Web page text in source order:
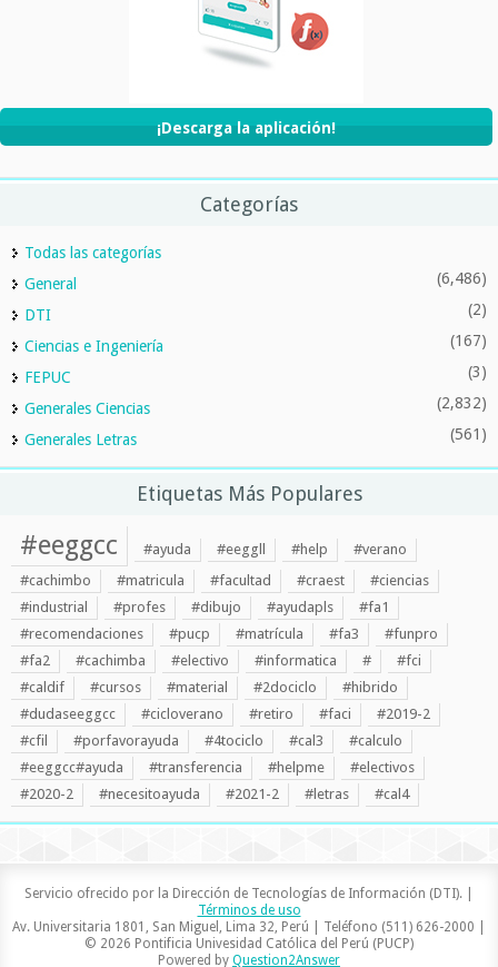
¡Descarga la aplicación!
Categorías
Todas las categorías
General
(6,486)
DTI (2)
Ciencias e Ingeniería (167)
FEPUC (3)
Generales Ciencias (2,832)
Generales Letras (561)
Etiquetas Más Populares
#eeggcc #ayuda #eeggll #help
#verano
#cachimbo
#matricula #facultad #craest
#ciencias
#industrial
#profes #dibujo #ayudapls
#fa1
#recomendaciones
#pucp #matrícula #fa3
#funpro
#fa2
#cachimba #electivo #informatica #
#fci
#caldif
#cursos #material #2dociclo
#hibrido
#dudaseeggcc
#cicloverano #retiro #faci
#2019-2
#cfil
#porfavorayuda #4tociclo #cal3
#calculo
#eeggcc#ayuda
#transferencia #helpme
#electivos
#2020-2
#necesitoayuda #2021-2 #letras #cal4
Servicio ofrecido por la Dirección de Tecnologías de Información (DTI). |
Términos de uso
Av. Universitaria 1801, San Miguel, Lima 32, Perú | Teléfono (511) 626-2000 |
© 2026 Pontificia Univesidad Católica del Perú (PUCP)
Powered by Question2Answer